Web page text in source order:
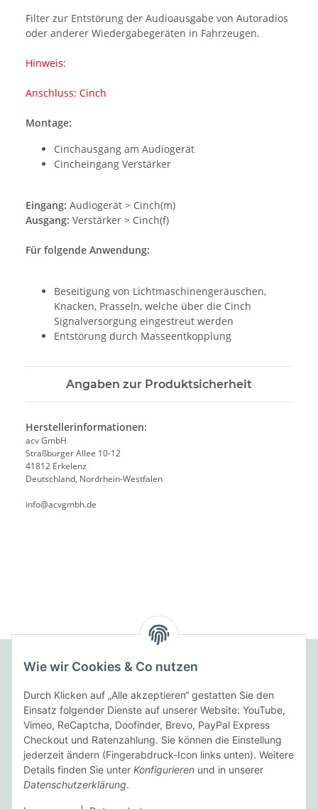
Filter zur Entstörung der Audioausgabe von Autoradios
oder anderer Wiedergabegeräten in Fahrzeugen.
Hinweis:
Anschluss: Cinch
Montage:
Cinchausgang am Audiogerät
Cincheingang Verstärker
Eingang: Audiogerät > Cinch(m)
Ausgang: Verstärker > Cinch(f)
Für folgende Anwendung:
Beseitigung von Lichtmaschinengeräuschen,
Knacken, Prasseln, welche über die Cinch
Signalversorgung eingestreut werden
Entstörung durch Masseentkopplung
Angaben zur Produktsicherheit
Herstellerinformationen:
acv GmbH
Straßburger Allee 10-12
41812 Erkelenz
Deutschland, Nordrhein-Westfalen
info@acvgmbh.de
Folgende Zahlungsarten bieten wir an:
Wir versenden mit:
Wie wir Cookies & Co nutzen
Durch Klicken auf „Alle akzeptieren“ gestatten Sie den
Einsatz folgender Dienste auf unserer Website: YouTube,
Vimeo, ReCaptcha, Doofinder, Brevo, PayPal Express
Checkout und Ratenzahlung. Sie können die Einstellung
jederzeit ändern (Fingerabdruck-Icon links unten). Weitere
Details finden Sie unter Konfigurieren und in unserer
Datenschutzerklärung.